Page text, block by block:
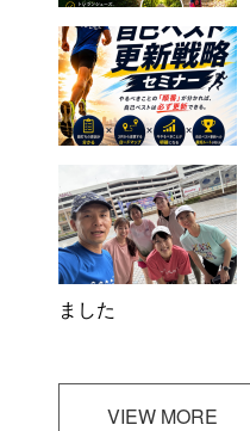
ました
VIEW MORE